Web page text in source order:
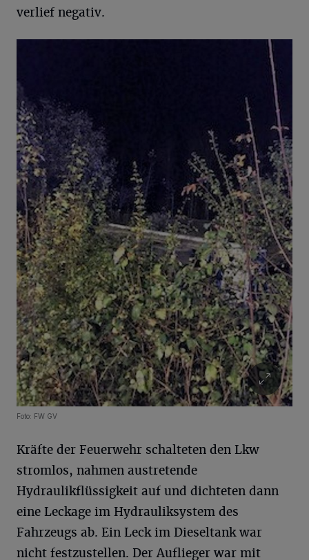
verlief negativ.
Foto: FW GV
Kräfte der Feuerwehr schalteten den Lkw
stromlos, nahmen austretende
Hydraulikflüssigkeit auf und dichteten dann
eine Leckage im Hydrauliksystem des
Fahrzeugs ab. Ein Leck im Dieseltank war
nicht festzustellen. Der Auflieger war mit